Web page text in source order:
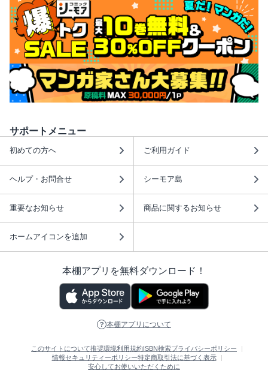
サポートメニュー
初めての方へ ご利用ガイド
ヘルプ・お問合せ シーモア島
重要なお知らせ 商品に関するお知らせ
ホームアイコンを追加
本棚アプリを無料ダウンロード！
本棚アプリについて
このサイトについて推奨環境利用規約 ISBN検索プライバシーポリシー
情報セキュリティーポリシー特定商取引法に基づく表示
安心してお使いいただくために